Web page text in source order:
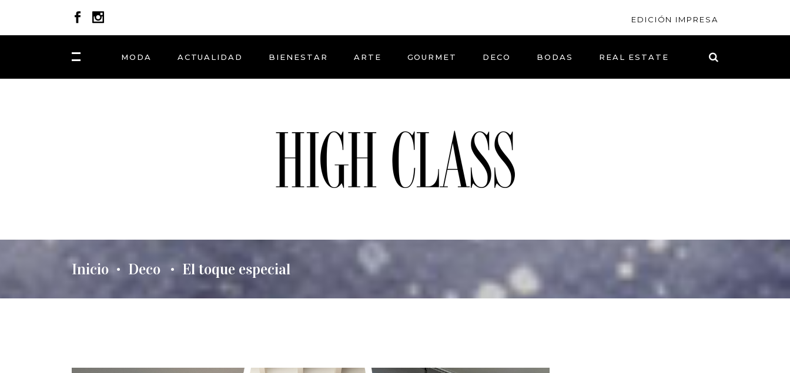
EDICIÓN IMPRESA
MODA ACTUALIDAD BIENESTAR ARTE GOURMET DECO BODAS REAL ESTATE
Inicio • Deco • El toque especial